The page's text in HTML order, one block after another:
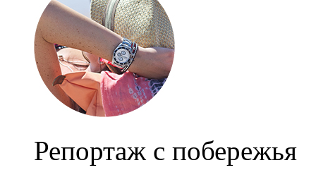
Репортаж с побережья